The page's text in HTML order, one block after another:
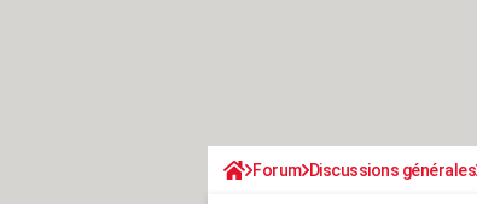
Forum Discussions générales